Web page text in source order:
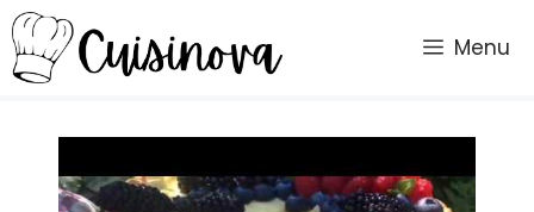
Vai
al
contenuto
Menu